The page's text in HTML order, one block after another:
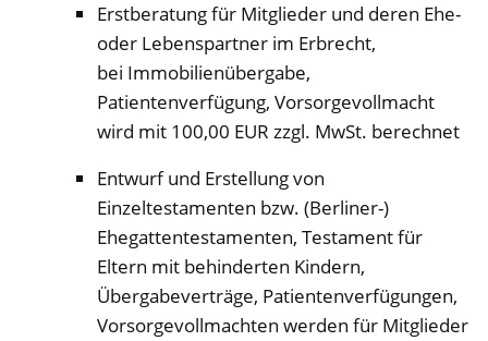
Erstberatung für Mitglieder und deren Ehe-
oder Lebenspartner im Erbrecht,
bei Immobilienübergabe,
Patientenverfügung, Vorsorgevollmacht
wird mit 100,00 EUR zzgl. MwSt. berechnet
Entwurf und Erstellung von
Einzeltestamenten bzw. (Berliner-)
Ehegattentestamenten, Testament für
Eltern mit behinderten Kindern,
Übergabeverträge, Patientenverfügungen,
Vorsorgevollmachten werden für Mitglieder